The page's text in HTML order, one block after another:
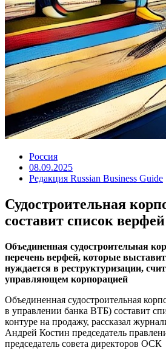
Россия
08.09.2025
Редакция Russian Business Guide
Судостроительная
составит список
Объединенная судостроительная
перечень верфей, которые
нуждается в реструктуризации,
управляющем корпорацией
Объединенная судостроительная
в управлении банка ВТБ) составит
контуре на продажу, рассказал
Андрей Костин председатель
председатель совета директоров ОСК